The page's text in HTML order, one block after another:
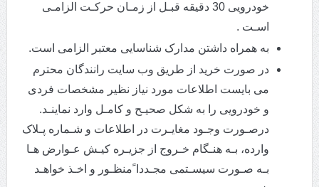
خودرویی 30 دقیقه قبـل از زمـان حرکـت الزامـی
اسـت .
به همراه داشتن مدارک شناسایی معتبر الزامی است.
در صورت خرید از طریق وب سایت رانندگان محترم
می بایست اطلاعات مورد نیاز نظیر مشخصات فردی
و خودرویی را به شکل صحیـح و کامـل وارد نماینـد.
درصـورت وجـود مغایـرت در اطلاعات و شـماره پـلاک
وارده، بـه هنـگام خـروج از جزیـره کیـش عـوارض هـا
بـه صـورت سیسـتمی مجـددا ًمنظـور و اخـذ خواهـد